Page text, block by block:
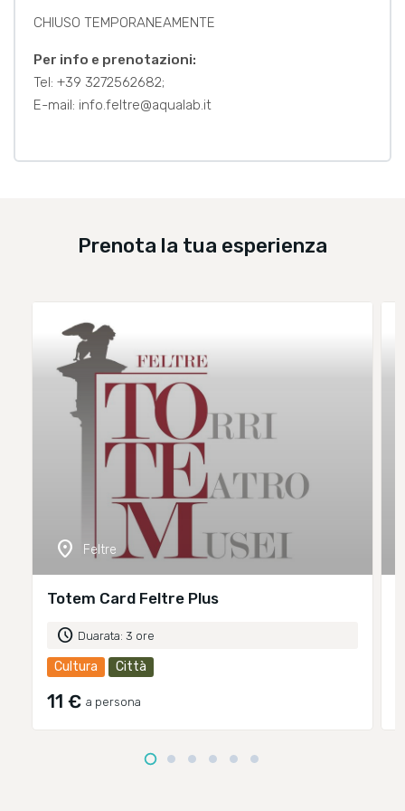
CHIUSO TEMPORANEAMENTE
Per info e prenotazioni:
Tel: +39 3272562682;
E-mail: info.feltre@aqualab.it
Prenota la tua esperienza
location_on Feltre
Totem Card Feltre Plus
schedule Duarata: 3 ore
Cultura Città
11 € a persona